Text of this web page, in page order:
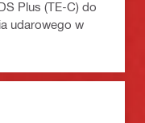
Plus (TE-C) do
udarowego w